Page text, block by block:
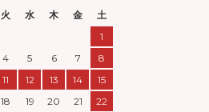
火 水 木 金
土
1
4 5 6 7
8
11 12 13 14
15
18 19 20 21
22